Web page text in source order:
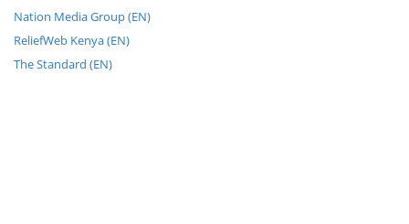
Nation Media Group (EN)
ReliefWeb Kenya (EN)
The Standard (EN)